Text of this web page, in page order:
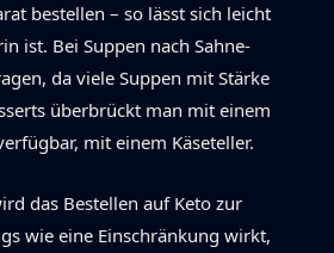
bestellen – so lässt sich leicht
ist. Bei Suppen nach Sahne-
da viele Suppen mit Stärke
überbrückt man mit einem
mit einem Käseteller.
das Bestellen auf Keto zur
wie eine Einschränkung wirkt,